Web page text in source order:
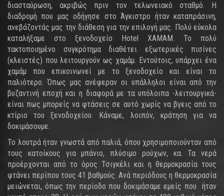
διασταύρωση, ακριβώς πριν τον τελωνειακό σταθμό. Η
διαδρομή που μας οδήγησε στο Άγκιστρο ήταν καταπράσινη,
ανεβάζοντάς μας την διάθεση για την επιλογή μας. Πολύ εύκολα
καταλήξαμε στο ξενοδοχείο Hotel ΧΑΜΑΜ. Το πολύ
τακτοποιημένο συγκρότημα διαθέτει εξωτερικές πισίνες
(κλειστές) που λειτουργούν ως χαμάμ. Εντούτοις, υπάρχει ένα
χαμάμ που επικοινωνεί με το ξενοδοχείο και είναι το
παλιότερο. Όπως μας ανέφεραν οι υπάλληλοι είναι από την
βυζαντινή εποχή και η διαφορά με τα υπόλοιπα -λειτουργικά-
είναι πως μπορείς να φτάσεις σε αυτό χωρίς να βγεις από το
κτίριο του ξενοδοχείου. Κάναμε, λοιπόν, κράτηση για να
δοκιμάσουμε.
Το λουτρά ήταν γνωστά από παλιά, όπου χρησιμοποιούνταν από
τους κατοίκους για μπάνιο, πλύσιμο ρούχων, κα. Τα νερά
προέρχονται από το όρος Τσιγκέλι και η θερμοκρασία τους
φτάνει περίπου τους 41 βαθμούς. Ανά περιόδους η θερμοκρασία
μειώνεται, όπως την περίοδο που δοκιμάσαμε εμείς που ήταν